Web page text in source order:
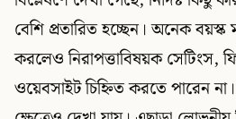
বেশি প্রতারিত হচ্ছেন। অনেক বয়স্ক
করলেও নিরাপত্তাবিষয়ক সেটিংস,
ওয়েবসাইট চিহ্নিত করতে পারেন